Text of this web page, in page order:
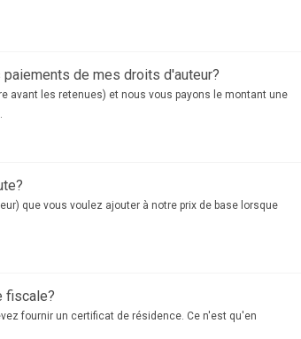
de mes droits d'auteur?
avant les retenues) et nous vous payons le montant une
que vous voulez ajouter à notre prix de base lorsque
fiscale?
fournir un certificat de résidence. Ce n'est qu'en